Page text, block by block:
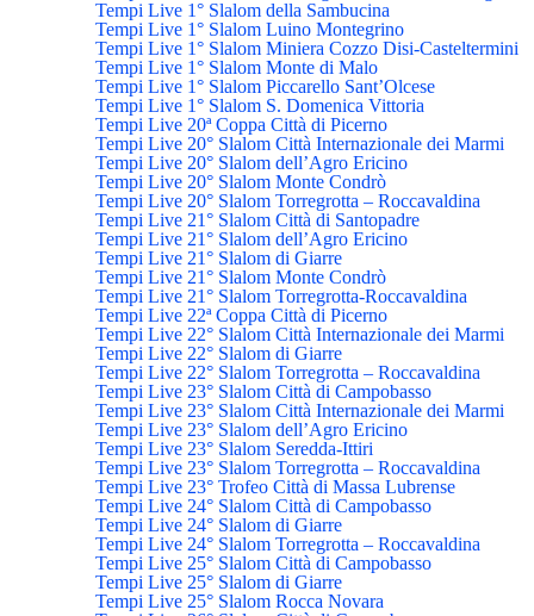
Tempi Live 1° Slalom della Sambucina
Tempi Live 1° Slalom Luino Montegrino
Tempi Live 1° Slalom Miniera Cozzo Disi-Casteltermini
Tempi Live 1° Slalom Monte di Malo
Tempi Live 1° Slalom Piccarello Sant’Olcese
Tempi Live 1° Slalom S. Domenica Vittoria
Tempi Live 20ª Coppa Città di Picerno
Tempi Live 20° Slalom Città Internazionale dei Marmi
Tempi Live 20° Slalom dell’Agro Ericino
Tempi Live 20° Slalom Monte Condrò
Tempi Live 20° Slalom Torregrotta – Roccavaldina
Tempi Live 21° Slalom Città di Santopadre
Tempi Live 21° Slalom dell’Agro Ericino
Tempi Live 21° Slalom di Giarre
Tempi Live 21° Slalom Monte Condrò
Tempi Live 21° Slalom Torregrotta-Roccavaldina
Tempi Live 22ª Coppa Città di Picerno
Tempi Live 22° Slalom Città Internazionale dei Marmi
Tempi Live 22° Slalom di Giarre
Tempi Live 22° Slalom Torregrotta – Roccavaldina
Tempi Live 23° Slalom Città di Campobasso
Tempi Live 23° Slalom Città Internazionale dei Marmi
Tempi Live 23° Slalom dell’Agro Ericino
Tempi Live 23° Slalom Seredda-Ittiri
Tempi Live 23° Slalom Torregrotta – Roccavaldina
Tempi Live 23° Trofeo Città di Massa Lubrense
Tempi Live 24° Slalom Città di Campobasso
Tempi Live 24° Slalom di Giarre
Tempi Live 24° Slalom Torregrotta – Roccavaldina
Tempi Live 25° Slalom Città di Campobasso
Tempi Live 25° Slalom di Giarre
Tempi Live 25° Slalom Rocca Novara